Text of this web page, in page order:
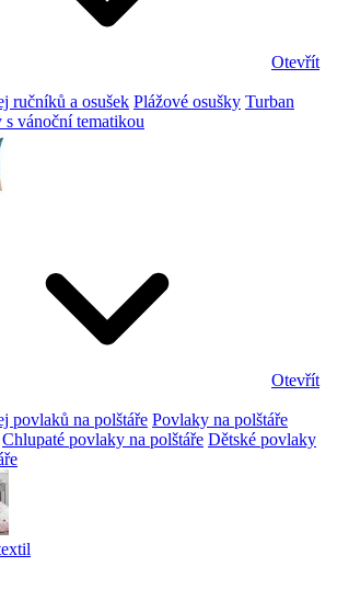
Otevřít
ručníků a osušek Plážové osušky Turban
vánoční tematikou
Otevřít
povlaků na polštáře Povlaky na polštáře
Chlupaté povlaky na polštáře Dětské povlaky